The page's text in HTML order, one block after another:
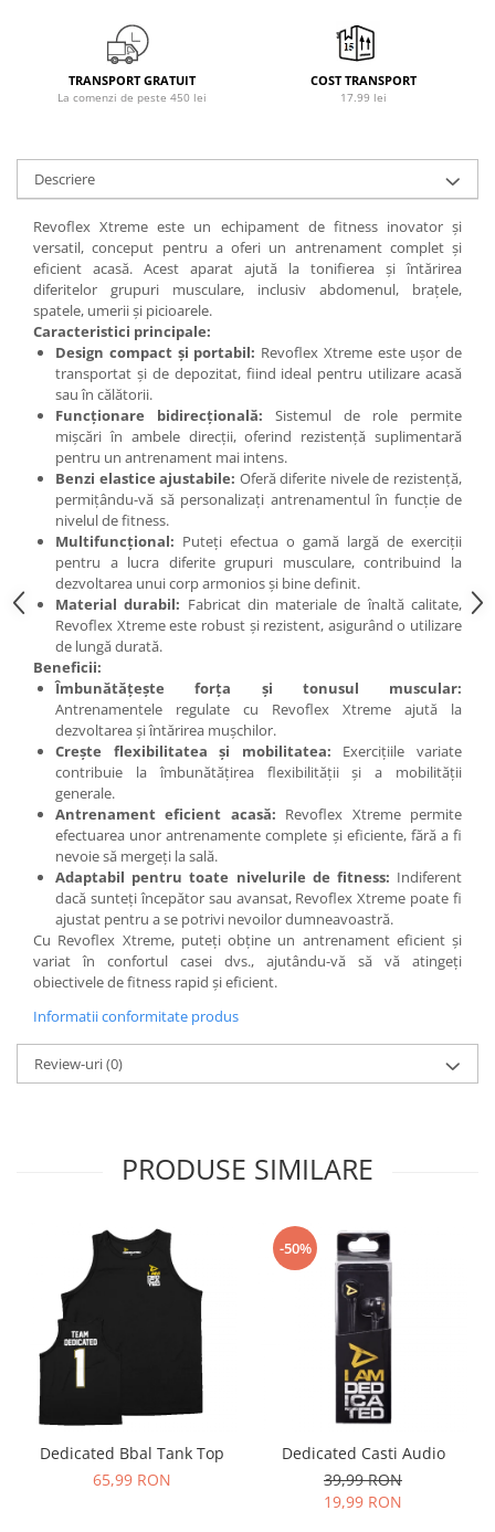
PerfectShaker
PeScience
Power System
Pro Tan
Puritan`s Pride
Raw Nutrition
REDCON1
Revoflex
Rich Piana 5% Nutrition
RIPT
Scitec
Scivation
Skill Nutrition
Smart Shake
Swanson
Under Armour
Universal
Vitargo
Weider
Zenana
TRANSPORT GRATUIT
La comenzi de peste 450 lei
COST TRANSPORT
17.99 lei
Descriere
Revoflex Xtreme este un echipament de fitness inovator și
versatil, conceput pentru a oferi un antrenament complet și
eficient acasă. Acest aparat ajută la tonifierea și întărirea
diferitelor grupuri musculare, inclusiv abdomenul, brațele,
spatele, umerii și picioarele.
Caracteristici principale:
Design compact și portabil: Revoflex Xtreme este ușor de
transportat și de depozitat, fiind ideal pentru utilizare acasă
sau în călătorii.
Funcționare bidirecțională: Sistemul de role permite
mișcări în ambele direcții, oferind rezistență suplimentară
pentru un antrenament mai intens.
Benzi elastice ajustabile: Oferă diferite nivele de rezistență,
permițându-vă să personalizați antrenamentul în funcție de
nivelul de fitness.
Multifuncțional: Puteți efectua o gamă largă de exerciții
pentru a lucra diferite grupuri musculare, contribuind la
dezvoltarea unui corp armonios și bine definit.
Material durabil: Fabricat din materiale de înaltă calitate,
Revoflex Xtreme este robust și rezistent, asigurând o utilizare
de lungă durată.
Beneficii:
Îmbunătățește forța și tonusul muscular:
Antrenamentele regulate cu Revoflex Xtreme ajută la
dezvoltarea și întărirea mușchilor.
Crește flexibilitatea și mobilitatea: Exercițiile variate
contribuie la îmbunătățirea flexibilității și a mobilității
generale.
Antrenament eficient acasă: Revoflex Xtreme permite
efectuarea unor antrenamente complete și eficiente, fără a fi
nevoie să mergeți la sală.
Adaptabil pentru toate nivelurile de fitness: Indiferent
dacă sunteți începător sau avansat, Revoflex Xtreme poate fi
ajustat pentru a se potrivi nevoilor dumneavoastră.
Cu Revoflex Xtreme, puteți obține un antrenament eficient și
variat în confortul casei dvs., ajutându-vă să vă atingeți
obiectivele de fitness rapid și eficient.
Informatii conformitate produs
Review-uri(0)
PRODUSE SIMILARE
Dedicated Bbal Tank Top
65,99 RON
-50%
Dedicated Casti Audio
39,99 RON
19,99 RON